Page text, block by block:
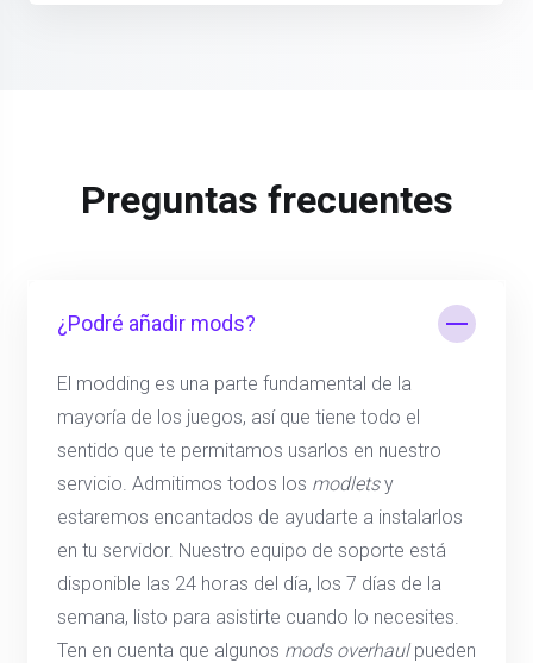
Preguntas frecuentes
¿Podré añadir mods?
El modding es una parte fundamental de la
mayoría de los juegos, así que tiene todo el
sentido que te permitamos usarlos en nuestro
servicio. Admitimos todos los modletsy
estaremos encantados de ayudarte a instalarlos
en tu servidor. Nuestro equipo de soporte está
disponible las 24 horas del día, los 7 días de la
semana, listo para asistirte cuando lo necesites.
Ten en cuenta que algunos mods overhaulpueden